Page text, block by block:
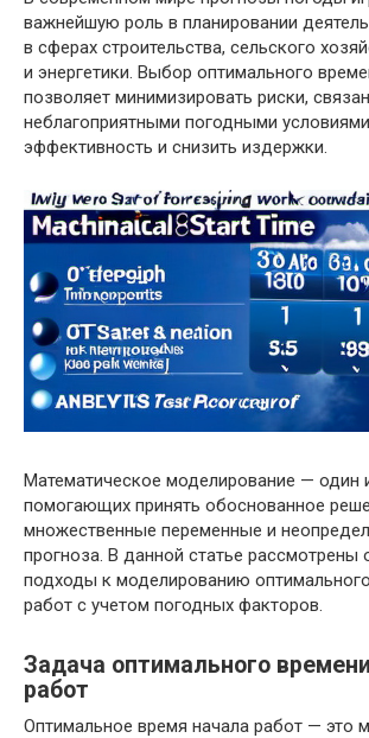
важнейшую роль в планировании
в сферах строительства, сельского
и энергетики. Выбор оптимального
позволяет минимизировать риски,
неблагоприятными погодными
эффективность и снизить издержки.
Математическое моделирование — один
помогающих принять обоснованное
множественные переменные и
прогноза. В данной статье рассмотрены
подходы к моделированию
работ с учетом погодных факторов.
Задача оптимального
работ
Оптимальное время начала работ — это